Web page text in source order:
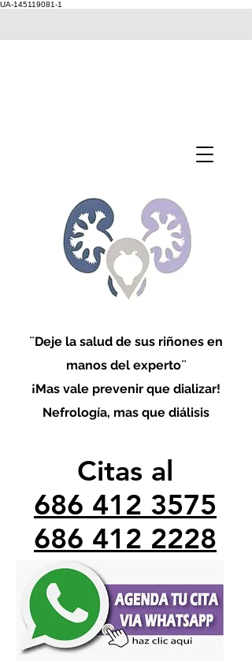
UA-145119081-1
¨Deje la salud de sus riñones en
manos del experto¨
¡Mas vale prevenir que dializar!
Nefrología, mas que diálisis
Citas al
686 412 3575
686 412 2228
minefrologo@gmail.com